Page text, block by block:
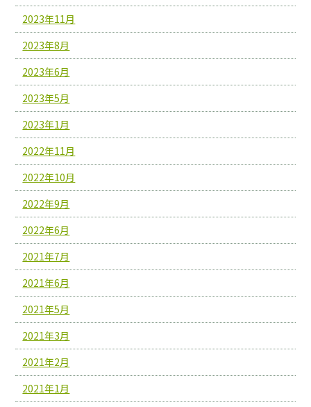
2023年11月
2023年8月
2023年6月
2023年5月
2023年1月
2022年11月
2022年10月
2022年9月
2022年6月
2021年7月
2021年6月
2021年5月
2021年3月
2021年2月
2021年1月